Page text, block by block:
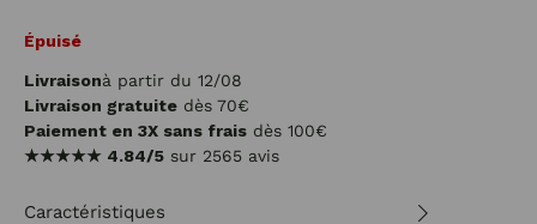
Épuisé
Livraisonà partir du 12/08
Livraison gratuite dès 70€
Paiement en 3X sans frais dès 100€
★★★★★ 4.84/5 sur 2565 avis
Caractéristiques